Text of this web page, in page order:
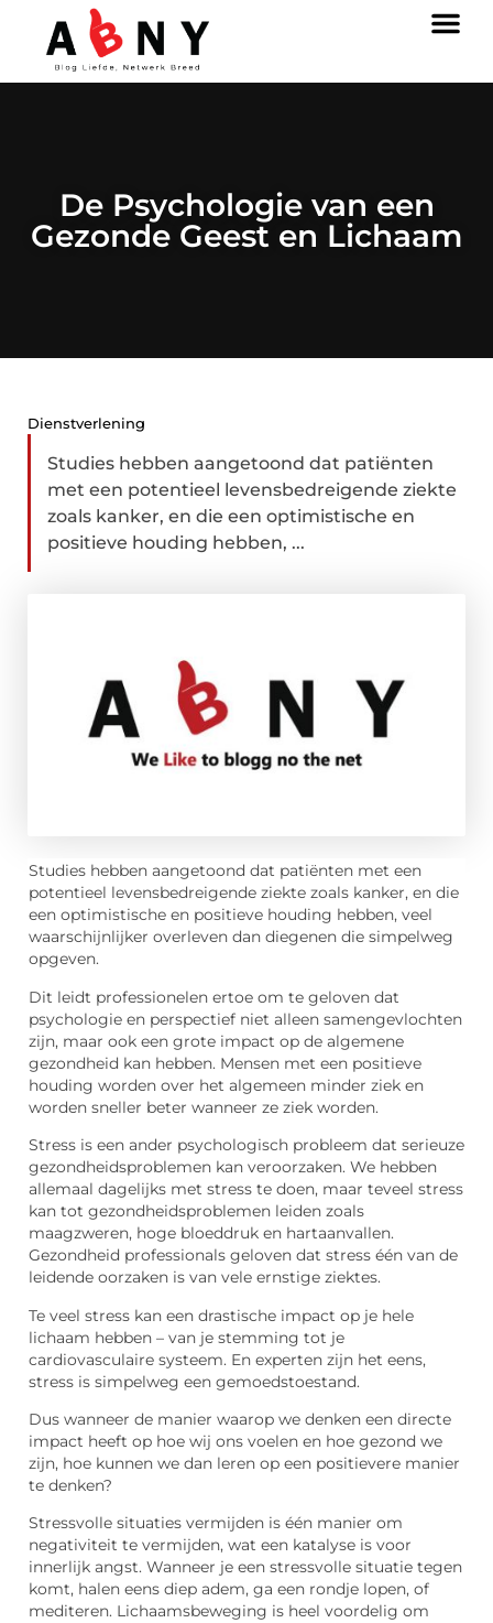
De Psychologie van een
Gezonde Geest en Lichaam
Dienstverlening
Studies hebben aangetoond dat patiënten
met een potentieel levensbedreigende ziekte
zoals kanker, en die een optimistische en
positieve houding hebben, ...
Studies hebben aangetoond dat patiënten met een
potentieel levensbedreigende ziekte zoals kanker, en die
een optimistische en positieve houding hebben, veel
waarschijnlijker overleven dan diegenen die simpelweg
opgeven.
Dit leidt professionelen ertoe om te geloven dat
psychologie en perspectief niet alleen samengevlochten
zijn, maar ook een grote impact op de algemene
gezondheid kan hebben. Mensen met een positieve
houding worden over het algemeen minder ziek en
worden sneller beter wanneer ze ziek worden.
Stress is een ander psychologisch probleem dat serieuze
gezondheidsproblemen kan veroorzaken. We hebben
allemaal dagelijks met stress te doen, maar teveel stress
kan tot gezondheidsproblemen leiden zoals
maagzweren, hoge bloeddruk en hartaanvallen.
Gezondheid professionals geloven dat stress één van de
leidende oorzaken is van vele ernstige ziektes.
Te veel stress kan een drastische impact op je hele
lichaam hebben – van je stemming tot je
cardiovasculaire systeem. En experten zijn het eens,
stress is simpelweg een gemoedstoestand.
Dus wanneer de manier waarop we denken een directe
impact heeft op hoe wij ons voelen en hoe gezond we
zijn, hoe kunnen we dan leren op een positievere manier
te denken?
Stressvolle situaties vermijden is één manier om
negativiteit te vermijden, wat een katalyse is voor
innerlijk angst. Wanneer je een stressvolle situatie tegen
komt, halen eens diep adem, ga een rondje lopen, of
mediteren. Lichaamsbeweging is heel voordelig om